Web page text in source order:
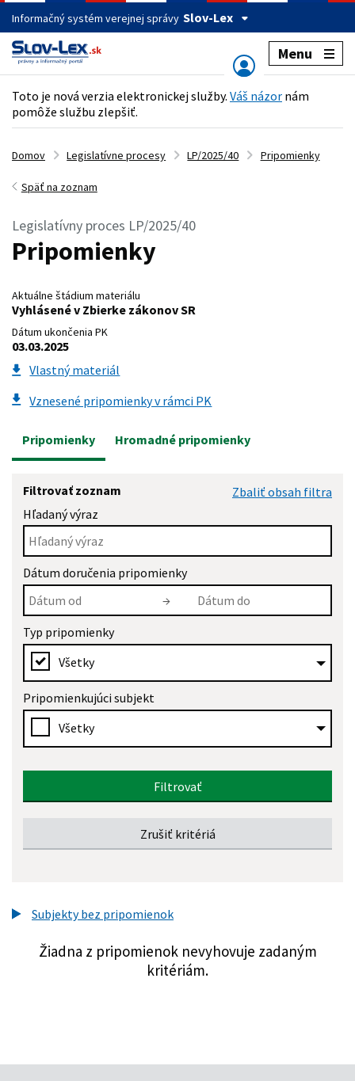
Informačný systém verejnej správy Slov-Lex
Menu
Toto je nová verzia elektronickej služby. Váš názor nám
pomôže službu zlepšiť.